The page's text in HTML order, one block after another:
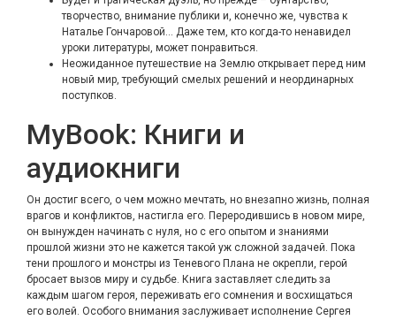
творчество, внимание публики и, конечно же, чувства к
Наталье Гончаровой… Даже тем, кто когда-то ненавидел
уроки литературы, может понравиться.
Неожиданное путешествие на Землю открывает перед ним
новый мир, требующий смелых решений и неординарных
поступков.
MyBook: Книги и
аудиокниг‪и‬
Он достиг всего, о чем можно мечтать, но внезапно жизнь, полная
врагов и конфликтов, настигла его. Переродившись в новом мире,
он вынужден начинать с нуля, но с его опытом и знаниями
прошлой жизни это не кажется такой уж сложной задачей. Пока
тени прошлого и монстры из Теневого Плана не окрепли, герой
бросает вызов миру и судьбе. Книга заставляет следить за
каждым шагом героя, переживать его сомнения и восхищаться
его волей. Особого внимания заслуживает исполнение Сергея